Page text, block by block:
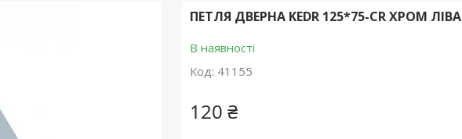
ПЕТЛЯ ДВЕРНА KEDR 125*75-CR ХРОМ ЛІВА
В наявності
Код: 41155
120 ₴